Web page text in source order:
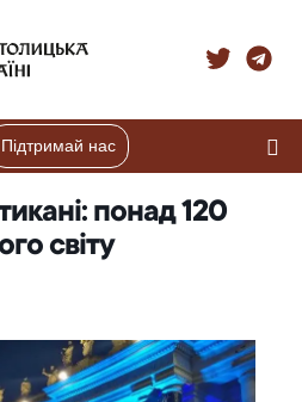
Підтримай нас
понад 120
світу